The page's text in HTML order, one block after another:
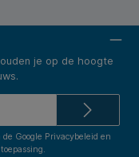
je op de hoogte
Google Privacybeleid en